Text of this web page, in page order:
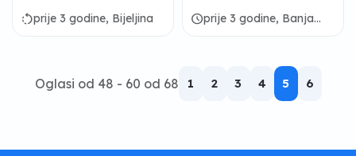
rotate_leftprije 3 godine, Bijeljina
scheduleprije 3 godine, Banja
Oglasi od 48 - 60 od 68 1 2 3 4 5 6